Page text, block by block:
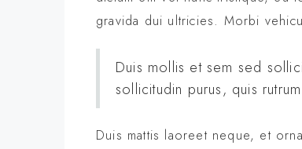
gravida dui ultricies. Morbi
Duis mollis et sem sed
sollicitudin purus, quis
Duis mattis laoreet neque, et